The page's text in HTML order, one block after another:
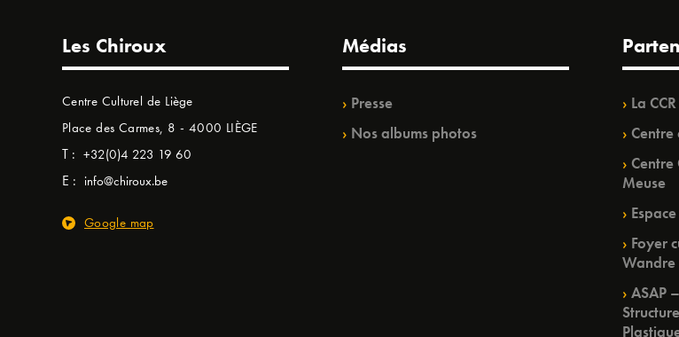
Les Chiroux
Centre Culturel de Liège
Place des Carmes, 8 - 4000 LIÈGE
T : +32(0)4 223 19 60
E : info@chiroux.be
Google map
Médias
Presse
Nos albums photos
La
Centre
Centre
Meuse
Foyer
Wandre
ASAP